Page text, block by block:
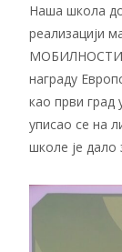
Наша школа
реализацији
МОБИЛНОСТИ
награду
као први град
уписао се на
школе је дало